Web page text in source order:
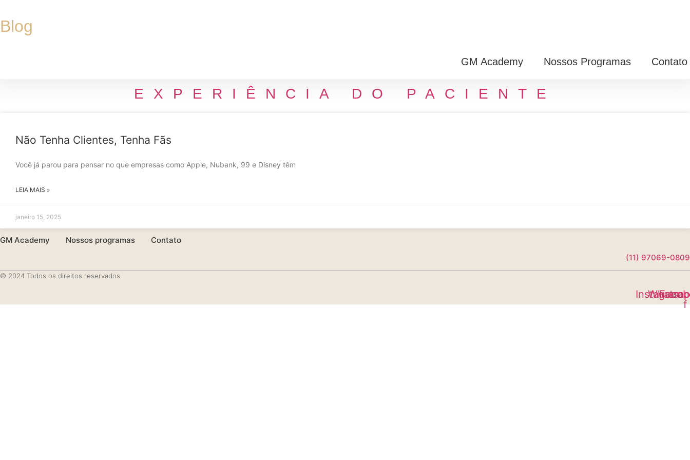
para
oBlog
GM Academy Nossos Programas Contato
EXPERIÊNCIA DO PACIENTE
Não Tenha Clientes, Tenha Fãs
Você já parou para pensar no que empresas como Apple, Nubank, 99 e Disney têm
LEIA MAIS »
janeiro 15, 2025
GM Academy Nossos programas
Contato
(11) 97069-0809
© 2024 Todos os direitos reservados
Instagram
f